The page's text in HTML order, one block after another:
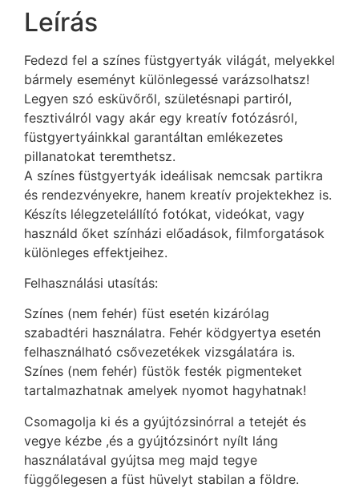
Leírás
Fedezd fel a színes füstgyertyák világát, melyekkel
bármely eseményt különlegessé varázsolhatsz!
Legyen szó esküvőről, születésnapi partiról,
fesztiválról vagy akár egy kreatív fotózásról,
füstgyertyáinkkal garantáltan emlékezetes
pillanatokat teremthetsz.
A színes füstgyertyák ideálisak nemcsak partikra
és rendezvényekre, hanem kreatív projektekhez is.
Készíts lélegzetelállító fotókat, videókat, vagy
használd őket színházi előadások, filmforgatások
különleges effektjeihez.
Felhasználási utasítás:
Színes (nem fehér) füst esetén kizárólag
szabadtéri használatra. Fehér ködgyertya esetén
felhasználható csővezetékek vizsgálatára is.
Színes (nem fehér) füstök festék pigmenteket
tartalmazhatnak amelyek nyomot hagyhatnak!
Csomagolja ki és a gyújtózsinórral a tetejét és
vegye kézbe ,és a gyújtózsinórt nyílt láng
használatával gyújtsa meg majd tegye
függőlegesen a füst hüvelyt stabilan a földre.